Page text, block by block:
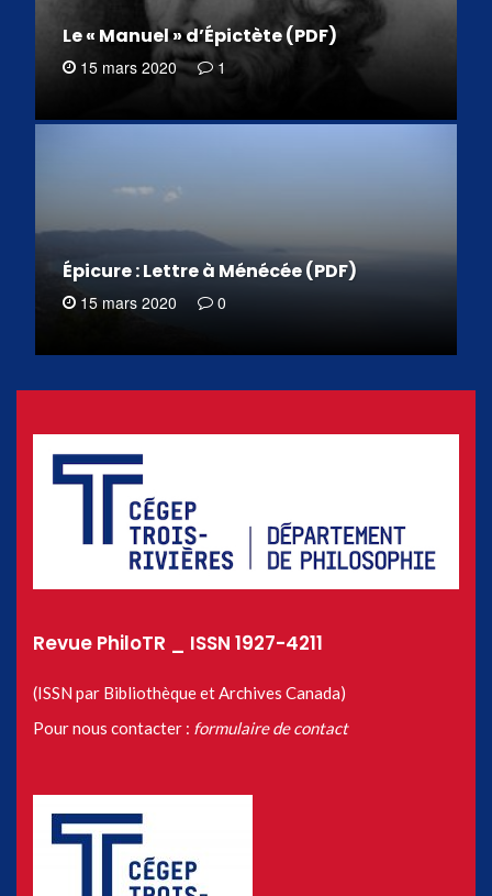
Le « Manuel » d’Épictète (PDF)
15 mars 2020 1
Épicure : Lettre à Ménécée (PDF)
15 mars 2020 0
Revue PhiloTR _ ISSN 1927-4211
(ISSN par Bibliothèque et Archives Canada)
Pour nous contacter : formulaire de contact